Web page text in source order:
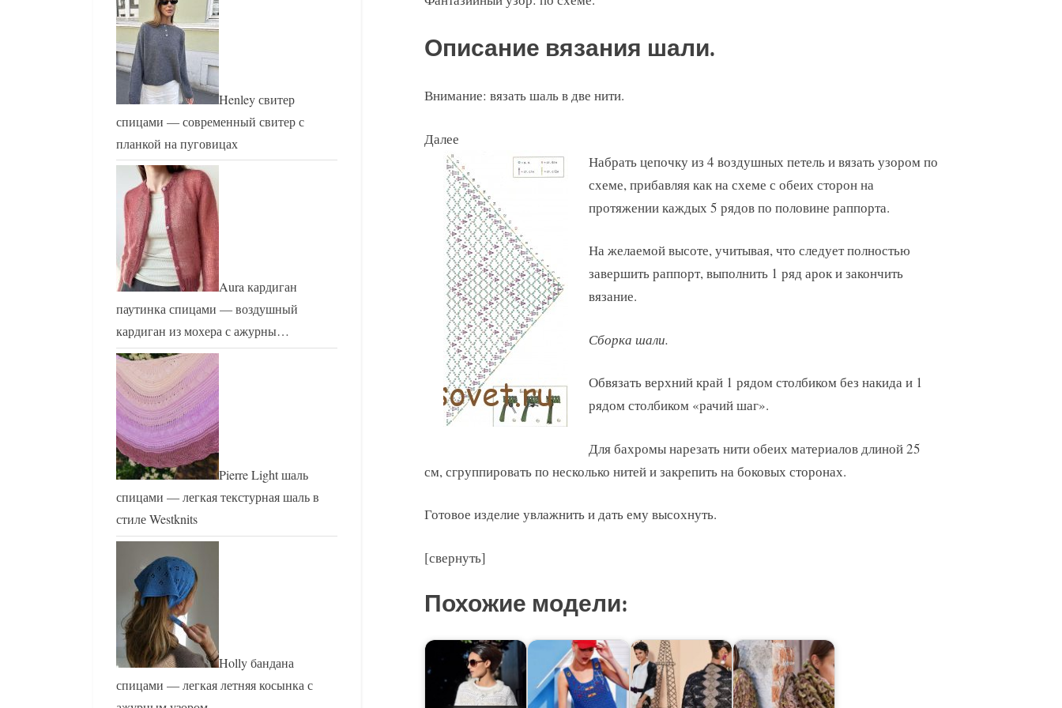
Описание вязания шали.
Внимание: вязать шаль в две нити.
Далее
Набрать цепочку из 4 воздушных петель и вязать узором по
схеме, прибавляя как на схеме с обеих сторон на
протяжении каждых 5 рядов по половине раппорта.
На желаемой высоте, учитывая, что следует полностью
завершить раппорт, выполнить 1 ряд арок и закончить
вязание.
Сборка шали.
Обвязать верхний край 1 рядом столбиком без накида и 1
рядом столбиком «рачий шаг».
Для бахромы нарезать нити обеих материалов длиной 25
см, сгруппировать по несколько нитей и закрепить на боковых сторонах.
Готовое изделие увлажнить и дать ему высохнуть.
[свернуть]
Похожие модели:
Henley свитер
спицами — современный свитер с
планкой на пуговицах
Aura кардиган
паутинка спицами — воздушный
кардиган из мохера с ажурны…
Pierre Light шаль
спицами — легкая текстурная шаль в
стиле Westknits
Holly бандана
спицами — легкая летняя косынка с